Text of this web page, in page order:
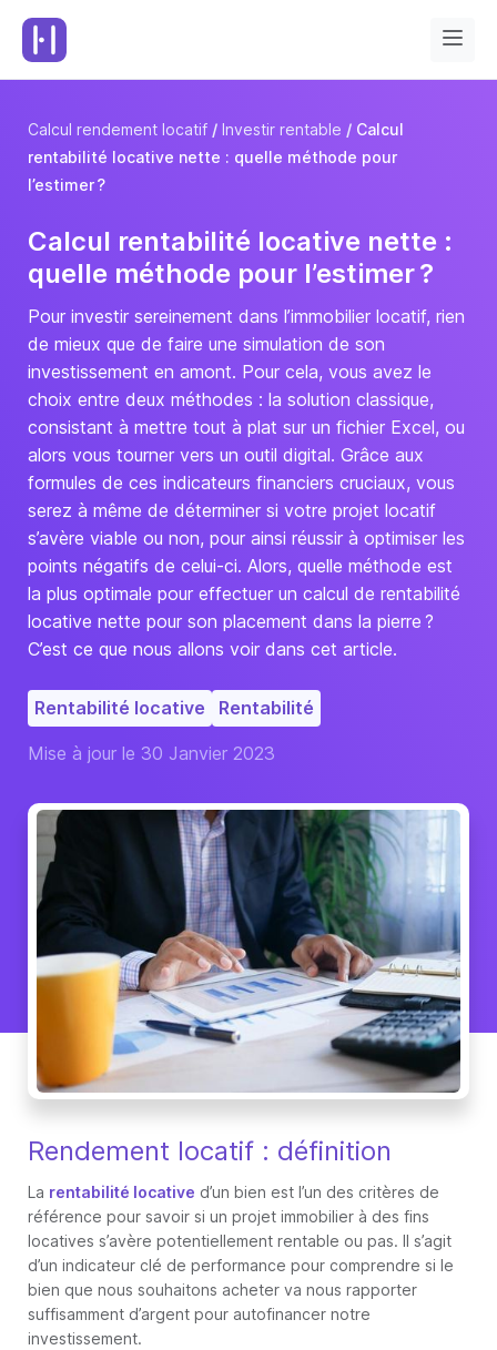
Calcul rendement locatif Investir rentable
Calcul
rentabilité locative nette : quelle méthode pour
l’estimer ?
Calcul rentabilité locative nette :
quelle méthode pour l’estimer ?
Pour investir sereinement dans l’immobilier locatif, rien
de mieux que de faire une simulation de son
investissement en amont. Pour cela, vous avez le
choix entre deux méthodes : la solution classique,
consistant à mettre tout à plat sur un fichier Excel, ou
alors vous tourner vers un outil digital. Grâce aux
formules de ces indicateurs financiers cruciaux, vous
serez à même de déterminer si votre projet locatif
s’avère viable ou non, pour ainsi réussir à optimiser les
points négatifs de celui-ci. Alors, quelle méthode est
la plus optimale pour effectuer un calcul de rentabilité
locative nette pour son placement dans la pierre ?
C’est ce que nous allons voir dans cet article.
Rentabilité locative Rentabilité
Mise à jour le 30 Janvier 2023
Rendement locatif : définition
La rentabilité locative d’un bien est l’un des critères de
référence pour savoir si un projet immobilier à des fins
locatives s’avère potentiellement rentable ou pas. Il s’agit
d’un indicateur clé de performance pour comprendre si le
bien que nous souhaitons acheter va nous rapporter
suffisamment d’argent pour autofinancer notre
investissement.